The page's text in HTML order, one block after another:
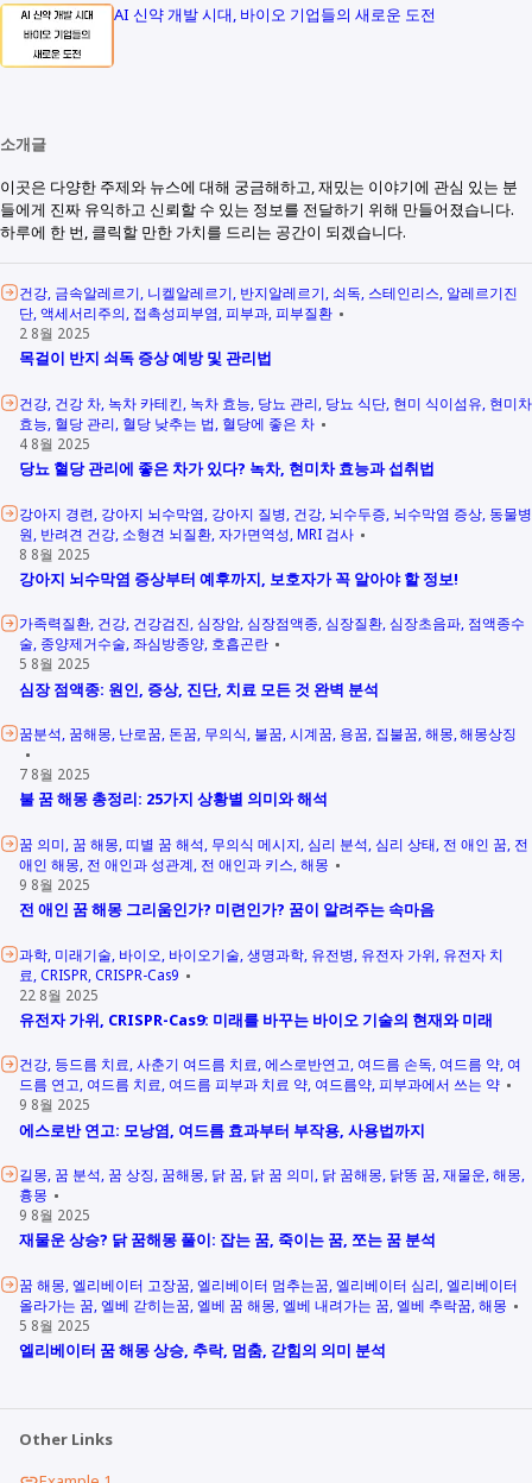
AI 신약 개발 시대, 바이오 기업들의 새로운 도전
소개글
이곳은 다양한 주제와 뉴스에 대해 궁금해하고, 재밌는 이야기에 관심 있는 분
들에게 진짜 유익하고 신뢰할 수 있는 정보를 전달하기 위해 만들어졌습니다.
하루에 한 번, 클릭할 만한 가치를 드리는 공간이 되겠습니다.
건강 금속알레르기 니켈알레르기 반지알레르기 쇠독 스테인리스 알레르기진
단 액세서리주의 접촉성피부염 피부과 피부질환
2 8월 2025
목걸이 반지 쇠독 증상 예방 및 관리법
건강 건강 차 녹차 카테킨 녹차 효능 당뇨 관리 당뇨 식단 현미 식이섬유 현미차
효능 혈당 관리 혈당 낮추는 법 혈당에 좋은 차
4 8월 2025
당뇨 혈당 관리에 좋은 차가 있다? 녹차, 현미차 효능과 섭취법
강아지 경련 강아지 뇌수막염 강아지 질병 건강 뇌수두증 뇌수막염 증상 동물병
원 반려견 건강 소형견 뇌질환 자가면역성 MRI 검사
8 8월 2025
강아지 뇌수막염 증상부터 예후까지, 보호자가 꼭 알아야 할 정보!
가족력질환 건강 건강검진 심장암 심장점액종 심장질환 심장초음파 점액종수
술 종양제거수술 좌심방종양 호흡곤란
5 8월 2025
심장 점액종: 원인, 증상, 진단, 치료 모든 것 완벽 분석
꿈분석 꿈해몽 난로꿈 돈꿈 무의식 불꿈 시계꿈 용꿈 집불꿈 해몽 해몽상징
7 8월 2025
불 꿈 해몽 총정리: 25가지 상황별 의미와 해석
꿈 의미 꿈 해몽 띠별 꿈 해석 무의식 메시지 심리 분석 심리 상태 전 애인 꿈 전
애인 해몽 전 애인과 성관계 전 애인과 키스 해몽
9 8월 2025
전 애인 꿈 해몽 그리움인가? 미련인가? 꿈이 알려주는 속마음
과학 미래기술 바이오 바이오기술 생명과학 유전병 유전자 가위 유전자 치
료 CRISPR CRISPR-Cas9
22 8월 2025
유전자 가위, CRISPR-Cas9: 미래를 바꾸는 바이오 기술의 현재와 미래
건강 등드름 치료 사춘기 여드름 치료 에스로반연고 여드름 손독 여드름 약 여
드름 연고 여드름 치료 여드름 피부과 치료 약 여드름약 피부과에서 쓰는 약
9 8월 2025
에스로반 연고: 모낭염, 여드름 효과부터 부작용, 사용법까지
길몽 꿈 분석 꿈 상징 꿈해몽 닭 꿈 닭 꿈 의미 닭 꿈해몽 닭똥 꿈 재물운 해몽
흉몽
9 8월 2025
재물운 상승? 닭 꿈해몽 풀이: 잡는 꿈, 죽이는 꿈, 쪼는 꿈 분석
꿈 해몽 엘리베이터 고장꿈 엘리베이터 멈추는꿈 엘리베이터 심리 엘리베이터
올라가는 꿈 엘베 갇히는꿈 엘베 꿈 해몽 엘베 내려가는 꿈 엘베 추락꿈 해몽
5 8월 2025
엘리베이터 꿈 해몽 상승, 추락, 멈춤, 갇힘의 의미 분석
Other Links